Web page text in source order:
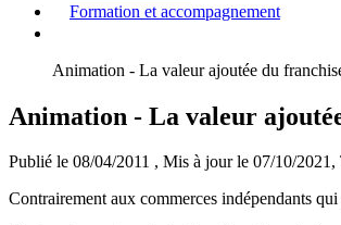
Formation et accompagnement
Animation - La valeur ajoutée du
Animation - La valeur
Publié le 08/04/2011 , Mis à jour le 07/10/2021,
Contrairement aux commerces indépendants